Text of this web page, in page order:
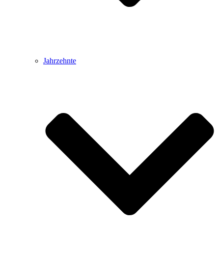
Jahrzehnte